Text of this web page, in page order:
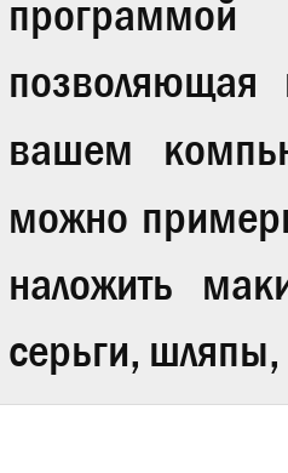
вашем
можно
наложить
серьги,